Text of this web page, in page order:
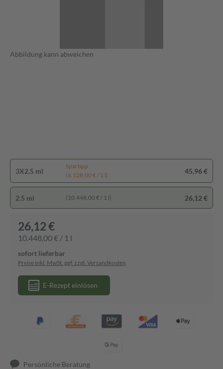
Abbildung kann abweichen
3X2.5 ml
Spartipp
(6.128,00 € / 1 l)
45,96 €
2.5 ml (10.448,00 € / 1 l) 26,12 €
26,12 €
10.448,00 € / 1 l
sofort lieferbar
Preise inkl. MwSt. ggf. zzgl. Versandkosten
E-Rezept einlösen
Persönliche Beratung